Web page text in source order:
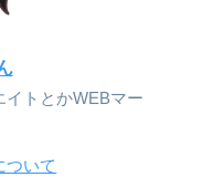
トとかWEBマー
ついて